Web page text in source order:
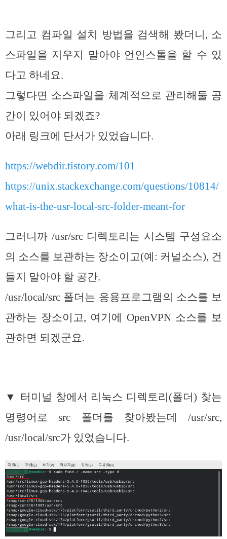
그리고 컴파일 설치 방법을 검색해 봤더니, 소
스파일을 지우지 말아야 언인스톨을 할 수 있
다고 하네요.
그렇다면 소스파일을 체계적으로 관리해둘 공
간이 있어야 되겠죠?
아래 링크에 단서가 있었습니다.
https://webdir.tistory.com/101
https://unix.stackexchange.com/questions/10814/
what-is-the-usr-local-src-folder-meant-for
그러니까 /usr/src 디렉토리는 시스템 구성요소
의 소스를 보관하는 장소이고(예: 커널소스), 건
들지 말아야 할 공간.
/usr/local/src 폴더는 응용프로그램의 소스를 보
관하는 장소이고, 여기에 OpenVPN 소스를 보
관하면 되겠군요.
▼ 터미널 창에서 리눅스 디렉토리(폴더) 찾는
명령어로 src 폴더를 찾아봤는데 /usr/src,
/usr/local/src가 있었습니다.